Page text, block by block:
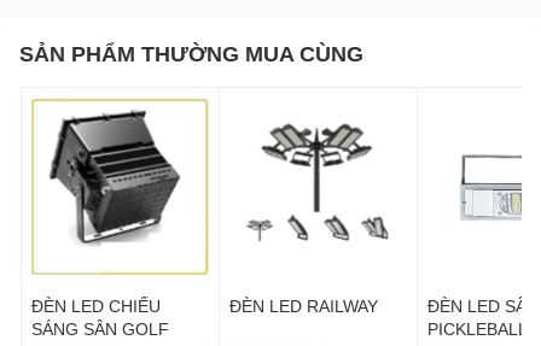
Tiết kiệm chi phí bảo trì:Đèn LED tàu biển ít hỏng hóc
và thay thế.
SẢN PHẨM THƯỜNG MUA CÙNG
ĐÈN LED CHIẾU
SÁNG SÂN GOLF
ĐÈN LED RAILWAY
ĐÈN LED SÂN
PICKLEBALL